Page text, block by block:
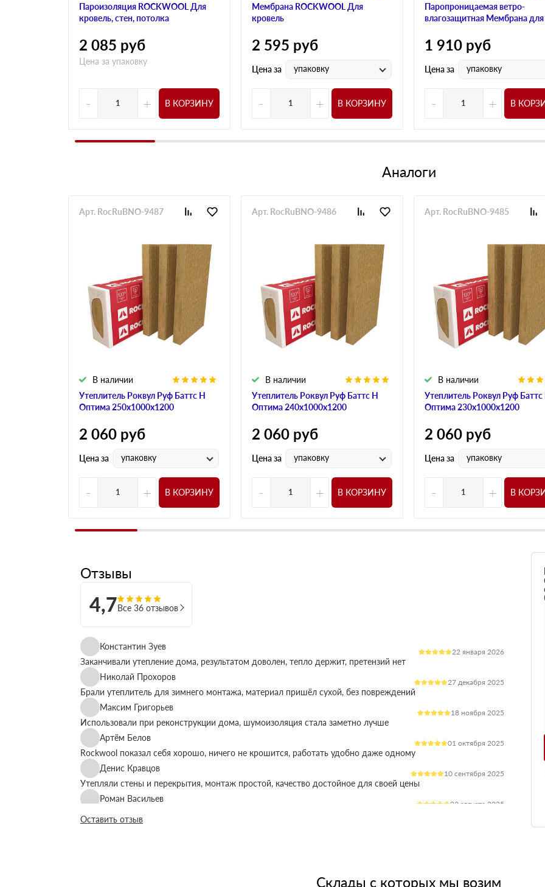
Пароизоляция ROCKWOOL Для
кровель, стен, потолка
2 085 руб
Цена за упаковку
- + В КОРЗИНУ
Мембрана ROCKWOOL Для
кровель
2 595 руб
Цена за упаковку
- + В КОРЗИНУ
Паропроницаемая ветро-
влагозащитная Мембрана для
1 910 руб
Цена за упаковку
- + В
Аналоги
Утеплитель Роквул Руф Баттс Н
Оптима 250х1000х1200
В наличии
Арт. RocRuBNO-9487
2 060 руб
Цена за упаковку
- + В КОРЗИНУ
Утеплитель Роквул Руф Баттс Н
Оптима 240х1000х1200
В наличии
Арт. RocRuBNO-9486
2 060 руб
Цена за упаковку
- + В КОРЗИНУ
Утеплитель Роквул Руф
Оптима 230х1000х1200
В наличии
Арт. RocRuBNO-9485
2 060 руб
Цена за упаковку
- + В
Отзывы
4,7Все 36 отзывов
Константин Зуев
22 января 2026
Заканчивали утепление дома, результатом доволен, тепло держит, претензий нет
Николай Прохоров
27 декабря 2025
Брали утеплитель для зимнего монтажа, материал пришёл сухой, без повреждений
Максим Григорьев
18 ноября 2025
Использовали при реконструкции дома, шумоизоляция стала заметно лучше
Артём Белов
01 октября 2025
Rockwool показал себя хорошо, ничего не крошится, работать удобно даже одному
Денис Кравцов
10 сентября 2025
Утепляли стены и перекрытия, монтаж простой, качество достойное для своей цены
Роман Васильев
22 августа 2025
Материал соответствует описанию, после утепления расходы на отопление стали ниже
Оставить отзыв
Склады с которых мы возим